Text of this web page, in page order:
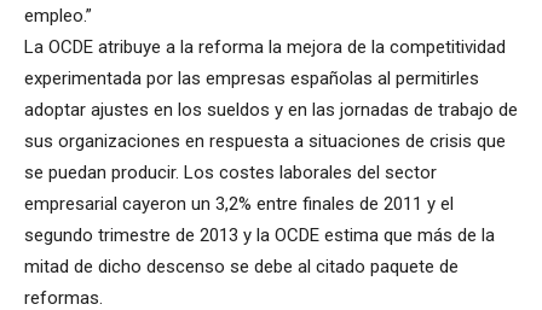
empleo.”
La OCDE atribuye a la reforma la mejora de la competitividad
experimentada por las empresas españolas al permitirles
adoptar ajustes en los sueldos y en las jornadas de trabajo de
sus organizaciones en respuesta a situaciones de crisis que
se puedan producir. Los costes laborales del sector
empresarial cayeron un 3,2% entre finales de 2011 y el
segundo trimestre de 2013 y la OCDE estima que más de la
mitad de dicho descenso se debe al citado paquete de
reformas.